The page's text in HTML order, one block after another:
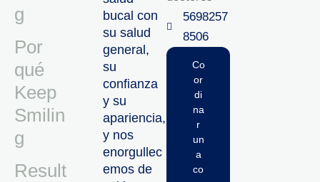
g
Por
qué
Keep
Smilin
g
Result
bucal con
su salud
general,
su
confianza
y su
apariencia,
y nos
enorgullec
emos de
5698257
8506‬
Co
or
di
na
r
un
a
co